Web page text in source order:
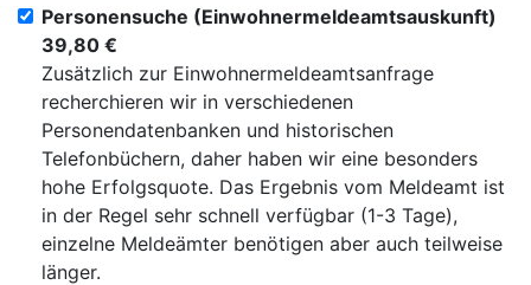
Personensuche (Einwohnermeldeamtsauskunft)
39,80 €
Zusätzlich zur Einwohnermeldeamtsanfrage
recherchieren wir in verschiedenen
Personendatenbanken und historischen
Telefonbüchern, daher haben wir eine besonders
hohe Erfolgsquote. Das Ergebnis vom Meldeamt ist
in der Regel sehr schnell verfügbar (1-3 Tage),
einzelne Meldeämter benötigen aber auch teilweise
länger.